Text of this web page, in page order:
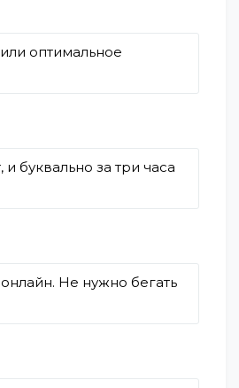
оптимальное
буквально за три часа
Не нужно бегать